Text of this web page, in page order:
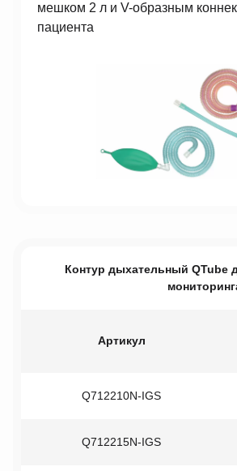
мешком 2 л и V-образным
пациента
Контур дыхательный QTube
Артикул
Q712210N-IGS
Q712215N-IGS